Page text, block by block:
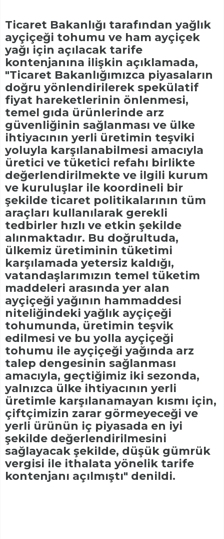
Ticaret Bakanlığı tarafından yağlık
ayçiçeği tohumu ve ham ayçiçek
yağı için açılacak tarife
kontenjanına ilişkin açıklamada,
"Ticaret Bakanlığımızca piyasaların
doğru yönlendirilerek spekülatif
fiyat hareketlerinin önlenmesi,
temel gıda ürünlerinde arz
güvenliğinin sağlanması ve ülke
ihtiyacının yerli üretimin teşviki
yoluyla karşılanabilmesi amacıyla
üretici ve tüketici refahı birlikte
değerlendirilmekte ve ilgili kurum
ve kuruluşlar ile koordineli bir
şekilde ticaret politikalarının tüm
araçları kullanılarak gerekli
tedbirler hızlı ve etkin şekilde
alınmaktadır. Bu doğrultuda,
ülkemiz üretiminin tüketimi
karşılamada yetersiz kaldığı,
vatandaşlarımızın temel tüketim
maddeleri arasında yer alan
ayçiçeği yağının hammaddesi
niteliğindeki yağlık ayçiçeği
tohumunda, üretimin teşvik
edilmesi ve bu yolla ayçiçeği
tohumu ile ayçiçeği yağında arz
talep dengesinin sağlanması
amacıyla, geçtiğimiz iki sezonda,
yalnızca ülke ihtiyacının yerli
üretimle karşılanamayan kısmı için,
çiftçimizin zarar görmeyeceği ve
yerli ürünün iç piyasada en iyi
şekilde değerlendirilmesini
sağlayacak şekilde, düşük gümrük
vergisi ile ithalata yönelik tarife
kontenjanı açılmıştı" denildi.